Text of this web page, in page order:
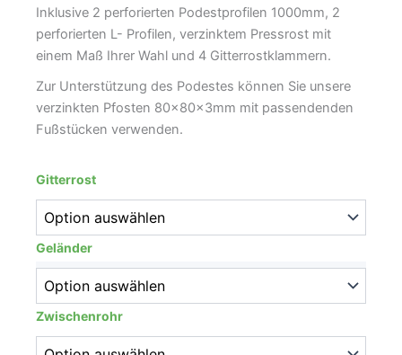
Inklusive 2 perforierten Podestprofilen 1000mm, 2
perforierten L- Profilen, verzinktem Pressrost mit
einem Maß Ihrer Wahl und 4 Gitterrostklammern.
Zur Unterstützung des Podestes können Sie unsere
verzinkten Pfosten 80x80x3mm mit passendenden
Fußstücken verwenden.
Gitterrost
Geländer
Zwischenrohr
Podest
Stahltreppenbausätze
1000
mm
Menge